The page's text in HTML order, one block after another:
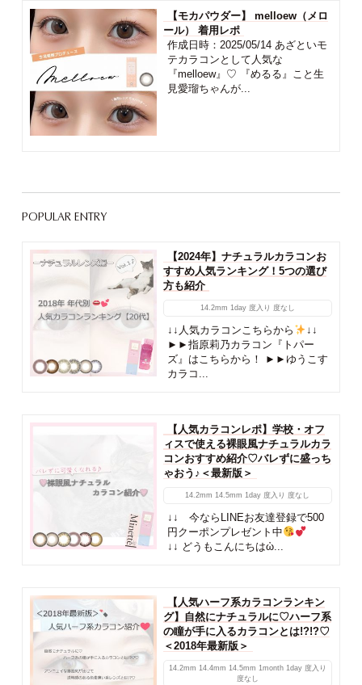
【モカパウダー】 melloew（メロ
ール） 着用レポ
作成日時：2025/05/14 あざといモ
テカラコンとして人気な
『melloew』♡ 『めるる』こと生
見愛瑠ちゃんが...
POPULAR ENTRY
【2024年】ナチュラルカラコンお
すすめ人気ランキング！5つの選び
方も紹介
14.2mm 1day 度入り 度なし
↓↓人気カラコンこちらから
↓↓
►►指原莉乃カラコン『トパー
ズ』はこちらから！ ►►ゆうこす
カラコ...
【人気カラコンレポ】学校・オフ
ィスで使える裸眼風ナチュラルカラ
コンおすすめ紹介♡バレずに盛っち
ゃおう♪＜最新版＞
14.2mm 14.5mm 1day 度入り 度なし
↓↓ 今ならLINEお友達登録で500
円クーポンプレゼント中
↓↓ どうもこんにちはὠ...
【人気ハーフ系カラコンランキン
グ】自然にナチュラルに♡ハーフ系
の瞳が手に入るカラコンとは!?!?♡
＜2018年最新版＞
14.2mm 14.4mm 14.5mm 1month 1day 度入り
度なし